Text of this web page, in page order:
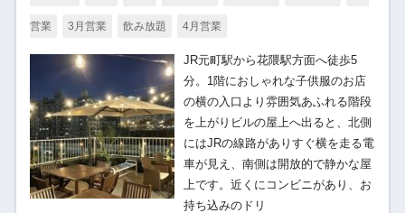
営業 3月営業 飲み放題 4月営業
JR元町駅から花隈駅方面へ徒歩5
分。1階におしゃれな子供服のお店
の横の入口より雰囲気あふれる階段
を上がりビルの屋上へ出ると、北側
にはJRの線路がありすぐ横を走る電
車が見え、南側は開放的で静かな屋
上です。近くにコンビニがあり、お
持ち込みのドリ